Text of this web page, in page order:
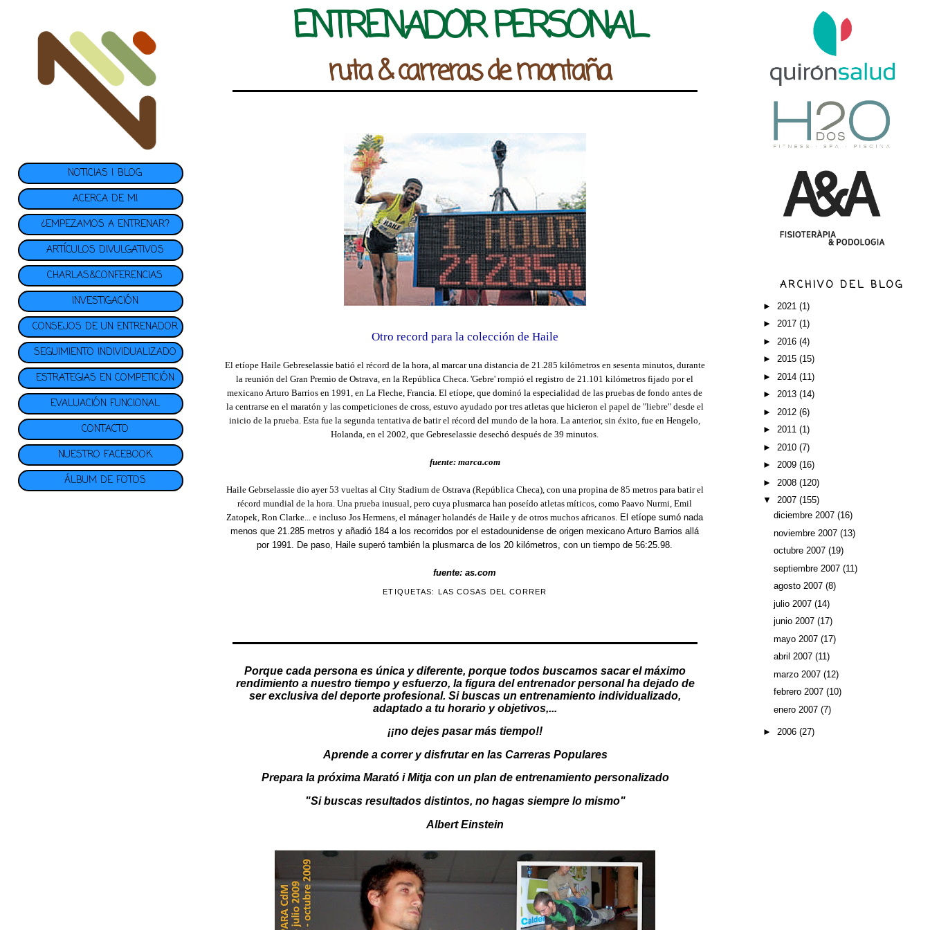
ENTRENADOR PERSONAL
ruta & carreras de montaña
NOTICIAS | BLOG
ACERCA DE MI
¿EMPEZAMOS A ENTRENAR?
ARTÍCULOS DIVULGATIVOS
CHARLAS&CONFERENCIAS
INVESTIGACIÓN
CONSEJOS DE UN ENTRENADOR
SEGUIMIENTO INDIVIDUALIZADO
ESTRATEGIAS EN COMPETICIÓN
EVALUACIÓN FUNCIONAL
CONTACTO
NUESTRO FACEBOOK
ÁLBUM DE FOTOS
Otro record para la colección de Haile
El etíope Haile Gebreselassie batió el récord de la hora, al marcar una distancia de 21.285 kilómetros en sesenta minutos, durante
la reunión del Gran Premio de Ostrava, en la República Checa. 'Gebre' rompió el registro de 21.101 kilómetros fijado por el
mexicano Arturo Barrios en 1991, en La Fleche, Francia.El etíope, que dominó la especialidad de las pruebas de fondo antes de
la centrarse en el maratón y las competiciones de cross, estuvo ayudado por tres atletas que hicieron el papel de "liebre" desde el
inicio de la prueba.Esta fue la segunda tentativa de batir el récord del mundo de la hora. La anterior, sin éxito, fue en Hengelo,
Holanda, en el 2002, que Gebreselassie desechó después de 39 minutos.
fuente: marca.com
Haile Gebrselassie dio ayer 53 vueltas al City Stadium de Ostrava (República Checa), con una propina de 85 metros para batir el
récord mundial de la hora. Una prueba inusual, pero cuya plusmarca han poseído atletas míticos, como Paavo Nurmi, Emil
Zatopek, Ron Clarke... e incluso Jos Hermens, el mánager holandés de Haile y de otros muchos africanos. El etíope sumó nada
menos que 21.285 metros y añadió 184 a los recorridos por el estadounidense de origen mexicano Arturo Barrios allá
por 1991. De paso, Haile superó también la plusmarca de los 20 kilómetros, con un tiempo de 56:25.98.
fuente: as.com
ETIQUETAS: LAS COSAS DEL CORRER
ARCHIVO DEL BLOG
► 2021(1)
►2017(1)
► 2016(4)
►2015(15)
► 2014(11)
►2013(14)
► 2012(6)
►2011(1)
► 2010(7)
►2009(16)
► 2008(120)
▼2007(155)
diciembre 2007 (16)
noviembre 2007 (13)
octubre 2007 (19)
septiembre 2007 (11)
agosto 2007 (8)
julio 2007 (14)
junio 2007 (17)
mayo 2007 (17)
abril 2007 (11)
marzo 2007 (12)
febrero 2007 (10)
enero 2007 (7)
► 2006(27)
Porque cada persona es única y diferente, porque todos buscamos sacar el máximo
rendimiento a nuestro tiempo y esfuerzo, la figura delentrenador personalha dejado de
ser exclusiva del deporte profesional. Si buscas un entrenamiento individualizado,
adaptado a tu horario y objetivos,...
¡¡no dejes pasar más tiempo!!
Aprende a correr y disfrutar en las Carreras Populares
Prepara la próxima Marató i Mitja con un plan de entrenamiento personalizado
"Si buscas resultados distintos, no hagas siempre lo mismo"
Albert Einstein